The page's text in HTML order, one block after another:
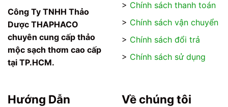
tùy
chọn
có
được
chọn
sản
chọn
thể
được
sản
Công Ty TNHH Thảo
Dược THAPHACO
chuyên cung cấp thảo
mộc sạch thơm cao cấp
tại TP.HCM.
> Chính sách thanh toán
> Chính sách vận chuyển
> Chính sách đổi trả
> Chính sách sử dụng
Hướng Dẫn Về chúng tôi